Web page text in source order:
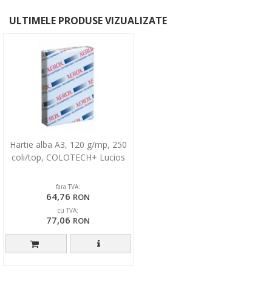
ULTIMELE PRODUSE VIZUALIZATE
Hartie alba A3, 120 g/mp, 250
coli/top, COLOTECH+ Lucios
fara TVA:
64,76 RON
cu TVA:
77,06 RON